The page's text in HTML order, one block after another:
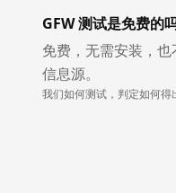
GFW 测试是免费的
免费，无需安装，
信息源。
我们如何测试，判定如何得